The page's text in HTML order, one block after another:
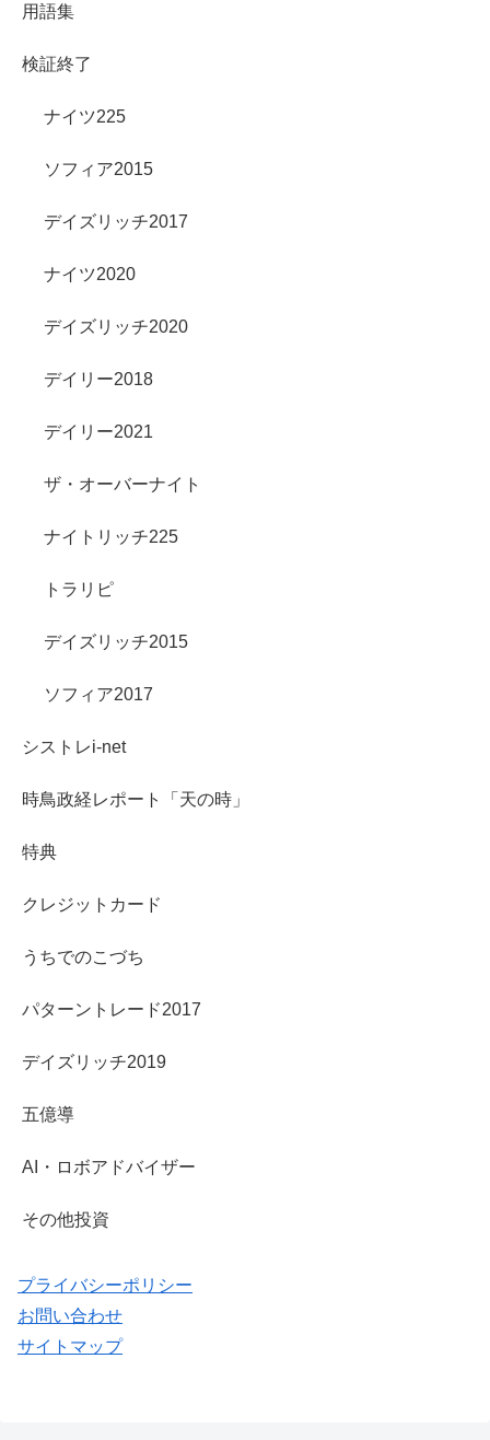
用語集
検証終了
ナイツ225
ソフィア2015
デイズリッチ2017
ナイツ2020
デイズリッチ2020
デイリー2018
デイリー2021
ザ・オーバーナイト
ナイトリッチ225
トラリピ
デイズリッチ2015
ソフィア2017
シストレi-net
時鳥政経レポート「天の時」
特典
クレジットカード
うちでのこづち
パターントレード2017
デイズリッチ2019
五億導
AI・ロボアドバイザー
その他投資
プライバシーポリシー
お問い合わせ
サイトマップ